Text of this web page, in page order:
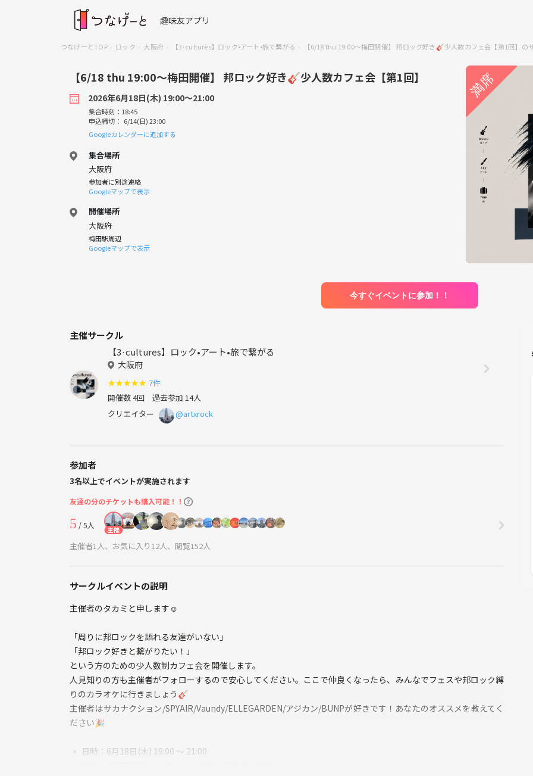
趣味友アプリ
つなげーとTOP ロック 大阪府 【3·cultures】ロック•アート•旅で繋がる 【6/18 thu 19:00〜梅田開催】 邦ロック好き🎸少人数カフェ会【第1回】の
【6/18 thu 19:00〜梅田開催】 邦ロック好き🎸少人数カフェ会【第1回】
2026年6月18日(木) 19:00〜21:00
集合時刻：18:45
申込締切： 6/14(日) 23:00
Googleカレンダーに追加する
集合場所
大阪府
参加者に別途連絡
Googleマップで表示
開催場所
大阪府
梅田駅周辺
Googleマップで表示
今すぐイベントに参加！！
主催サークル
【3·cultures】ロック•アート•旅で繋がる
大阪府
★★★★★ 7件
開催数 4回 過去参加 14人
クリエイター
@artxrock
参加者
3名以上でイベントが実施されます
友達の分のチケットも購入可能！！
5 / 5人 主催
主催者1人、お気に入り12人、閲覧152人
サークルイベントの説明
主催者のタカミと申します☺️
「周りに邦ロックを語れる友達がいない」
「邦ロック好きと繋がりたい！」
という方のための少人数制カフェ会を開催します。
人見知りの方も主催者がフォローするので安心してください。ここで仲良くなったら、みんなでフェスや邦ロック縛
りのカラオケに行きましょう🎸
主催者はサカナクション/SPYAIR/Vaundy/ELLEGARDEN/アジカン/BUNPが好きです！あなたのオススメを教えてく
ださい🎉
🔹 日時：6月18日(木) 19:00 〜 21:00